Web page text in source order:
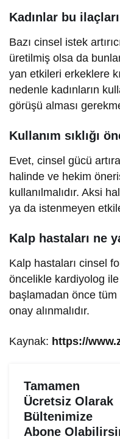
Kadınlar bu
Bazı cinsel istek
üretilmiş olsa da
yan etkileri erkeklere
nedenle kadınların
görüşü alması
Kullanım sıklığı
Evet, cinsel gücü
halinde ve hekim
kullanılmalıdır. Aksi
ya da istenmeyen
Kalp hastaları ne
Kalp hastaları cinsel
öncelikle kardiyolog
başlamadan önce tüm
onay alınmalıdır.
Kaynak: https://
Tamamen
Ücretsiz Olarak
Bültenimize
Abone